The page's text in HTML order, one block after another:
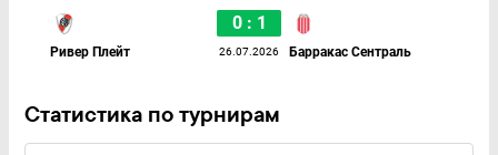
Ривер Плейт
0 : 1
26.07.2026 Барракас Сентраль
Статистика по турнирам